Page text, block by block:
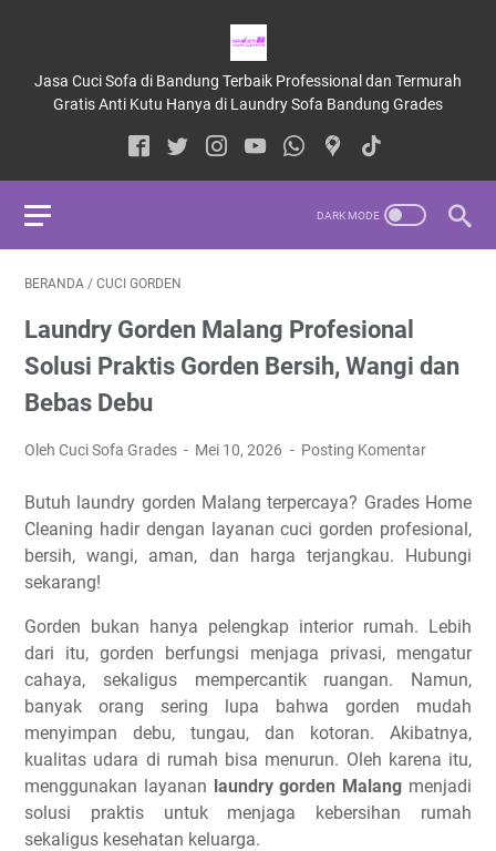
Jasa Cuci Sofa di Bandung Terbaik Professional dan Termurah
Gratis Anti Kutu Hanya di Laundry Sofa Bandung Grades
BERANDA / CUCI GORDEN
Laundry Gorden Malang Profesional
Solusi Praktis Gorden Bersih, Wangi dan
Bebas Debu
Oleh Cuci Sofa Grades Mei 10, 2026 Posting Komentar
Butuh laundry gorden Malang terpercaya? Grades Home
Cleaning hadir dengan layanan cuci gorden profesional,
bersih, wangi, aman, dan harga terjangkau. Hubungi
sekarang!
Gorden bukan hanya pelengkap interior rumah. Lebih
dari itu, gorden berfungsi menjaga privasi, mengatur
cahaya, sekaligus mempercantik ruangan. Namun,
banyak orang sering lupa bahwa gorden mudah
menyimpan debu, tungau, dan kotoran. Akibatnya,
kualitas udara di rumah bisa menurun. Oleh karena itu,
menggunakan layanan laundry gorden Malang menjadi
solusi praktis untuk menjaga kebersihan rumah
sekaligus kesehatan keluarga.